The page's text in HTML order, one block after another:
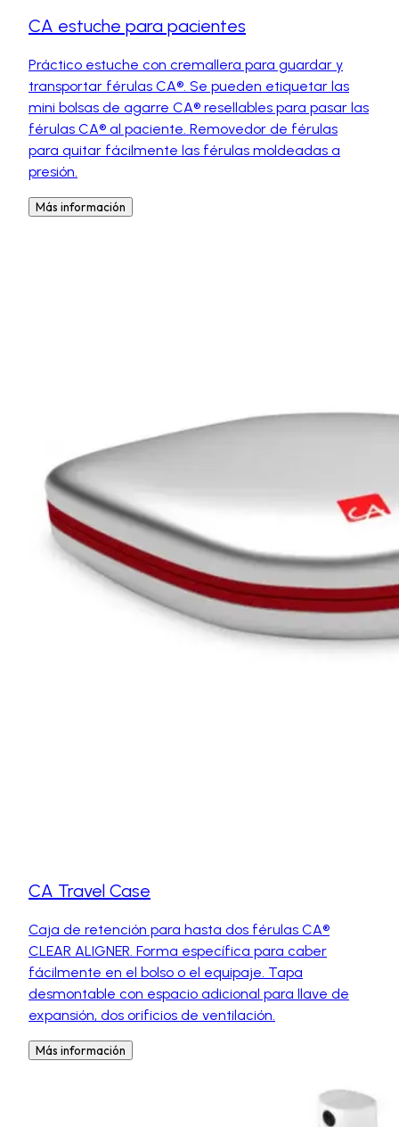
CA estuche para pacientes
Práctico estuche con cremallera para guardar y
transportar férulas CA®. Se pueden etiquetar las
mini bolsas de agarre CA® resellables para pasar las
férulas CA® al paciente. Removedor de férulas
para quitar fácilmente las férulas moldeadas a
presión.
Más información
CA Travel Case
Caja de retención para hasta dos férulas CA®
CLEAR ALIGNER. Forma específica para caber
fácilmente en el bolso o el equipaje. Tapa
desmontable con espacio adicional para llave de
expansión, dos orificios de ventilación.
Más información